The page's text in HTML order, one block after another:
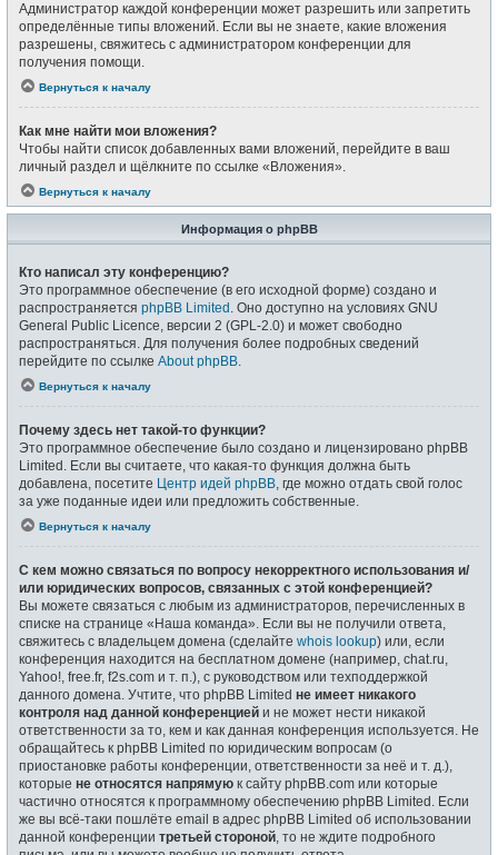
Администратор каждой конференции может разрешить или запретить
определённые типы вложений. Если вы не знаете, какие вложения
разрешены, свяжитесь с администратором конференции для
получения помощи.
Вернуться к началу
Как мне найти мои вложения?
Чтобы найти список добавленных вами вложений, перейдите в ваш
личный раздел и щёлкните по ссылке «Вложения».
Вернуться к началу
Информация о phpBB
Кто написал эту конференцию?
Это программное обеспечение (в его исходной форме) создано и
распространяется phpBB Limited . Оно доступно на условиях GNU
General Public Licence, версии 2 (GPL-2.0) и может свободно
распространяться. Для получения более подробных сведений
перейдите по ссылке About phpBB
Вернуться к началу
Почему здесь нет такой-то функции?
Это программное обеспечение было создано и лицензировано phpBB
Limited. Если вы считаете, что какая-то функция должна быть
добавлена, посетите Центр идей phpBB , где можно отдать свой голос
за уже поданные идеи или предложить собственные.
Вернуться к началу
С кем можно связаться по вопросу некорректного использования и/
или юридических вопросов, связанных с этой конференцией?
Вы можете связаться с любым из администраторов, перечисленных в
списке на странице «Наша команда». Если вы не получили ответа,
свяжитесь с владельцем домена (сделайте whois lookup) или, если
конференция находится на бесплатном домене (например, chat.ru,
Yahoo!, free.fr, f2s.com и т. п.), с руководством или техподдержкой
данного домена. Учтите, что phpBB Limited не имеет никакого
контроля над данной конференцией и не может нести никакой
ответственности за то, кем и как данная конференция используется. Не
обращайтесь к phpBB Limited по юридическим вопросам (о
приостановке работы конференции, ответственности за неё и т. д.),
которые не относятся напрямую к сайту phpBB.com или которые
частично относятся к программному обеспечению phpBB Limited. Если
же вы всё-таки пошлёте email в адрес phpBB Limited об использовании
данной конференции третьей стороной , то не ждите подробного